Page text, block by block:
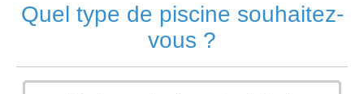
Quel type de piscine souhaitez-
vous ?